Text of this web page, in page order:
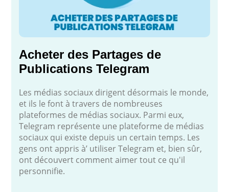
Acheter des Partages de
Publications Telegram
Les médias sociaux dirigent désormais le monde,
et ils le font à travers de nombreuses
plateformes de médias sociaux. Parmi eux,
Telegram représente une plateforme de médias
sociaux qui existe depuis un certain temps. Les
gens ont appris à’ utiliser Telegram et, bien sûr,
ont découvert comment aimer tout ce qu'il
personnifie.